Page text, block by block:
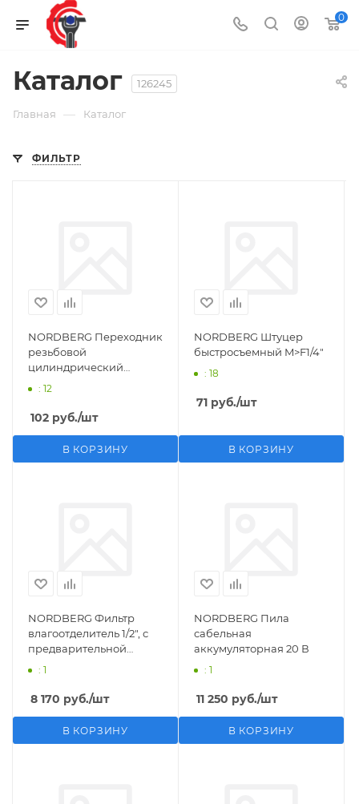
0
Каталог 126245
Главная — Каталог
ФИЛЬТР
NORDBERG Переходник
резьбовой
цилиндрический
M1/2">F1/4"
: 12
102 руб./шт
В КОРЗИНУ
NORDBERG Штуцер
быстросъемный M>F1/4"
: 18
71 руб./шт
В КОРЗИНУ
NORDBERG Фильтр
влагоотделитель 1/2", с
предварительной
фильтрацией
: 1
8 170 руб./шт
В КОРЗИНУ
NORDBERG Пила
сабельная
аккумуляторная 20 В
: 1
11 250 руб./шт
В КОРЗИНУ